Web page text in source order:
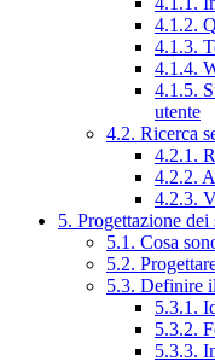
4.1.2.
4.1.3.
4.1.4.
4.1.5.
utente
4.2. Ricerca
4.2.1.
4.2.2.
4.2.3.
5. Progettazione dei
5.1. Cosa
5.2.
5.3. Definire
5.3.1.
5.3.2.
5.3.3.